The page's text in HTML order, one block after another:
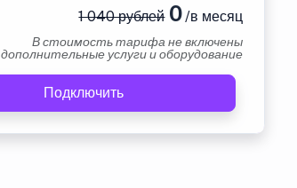
1 040 рублей0/в месяц
В стоимость тарифа не включены
дополнительные услуги и оборудование
Подключить